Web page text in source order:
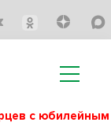
с юбилейным